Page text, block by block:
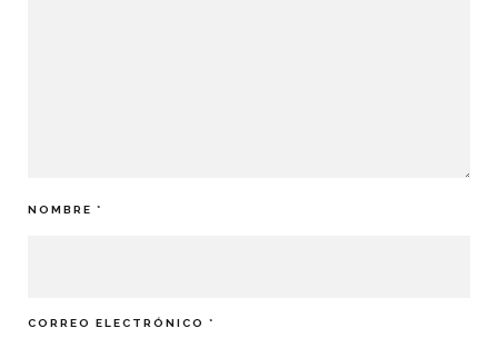
NOMBRE *
CORREO ELECTRÓNICO *